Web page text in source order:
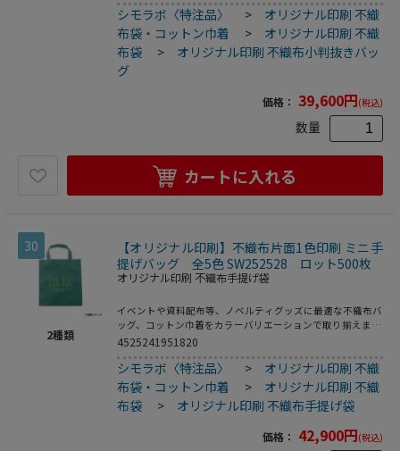
シモラボ〈特注品〉 > オリジナル印刷 不織
布袋・コットン巾着
> オリジナル印刷 不織
布袋
> オリジナル印刷 不織布小判抜きバッ
グ
価格： 39,600円(税込)
数量
カートに入れる
30
2種類
【オリジナル印刷】不織布片面1色印刷 ミニ手
提げバッグ 全5色 SW252528 ロット500枚
オリジナル印刷 不織布手提げ袋
イベントや資料配布等、ノベルティグッズに最適な不織布バ
ッグ、コットン巾着をカラーバリエーションで取り揃えまし
た。片面シルク1色印刷、印刷領域は別途テンプレートでご
4525241951820
シモラボ〈特注品〉 > オリジナル印刷 不織
布袋・コットン巾着
> オリジナル印刷 不織
布袋
> オリジナル印刷 不織布手提げ袋
価格： 42,900円(税込)